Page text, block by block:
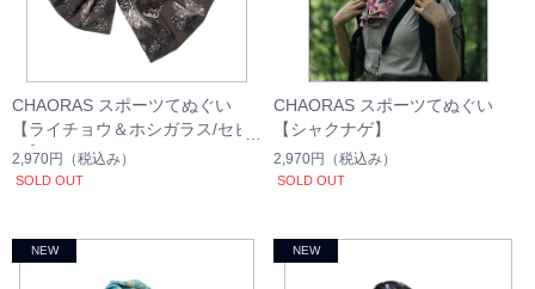
CHAORAS スポーツてぬぐい
【ライチョウ＆ホシガラス/セピ
ア】
2,970円 （税込み）
SOLD OUT
CHAORAS スポーツてぬぐい
【シャクナゲ】
2,970円 （税込み）
SOLD OUT